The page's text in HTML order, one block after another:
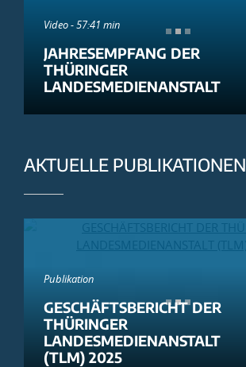
Video - 57:41 min
JAHRESEMPFANG DER
THÜRINGER
LANDESMEDIENANSTALT
AKTUELLE PUBLIKATIONEN
Publikation
GESCHÄFTSBERICHT DER
THÜRINGER
LANDESMEDIENANSTALT
(TLM) 2025